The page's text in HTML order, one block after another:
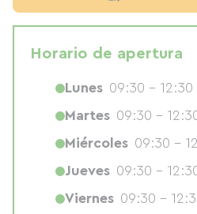
Horario de apertura
Lunes 09:30 -
Martes 09:30 -
Miércoles 09:30 -
Jueves 09:30 -
Viernes 09:30 -